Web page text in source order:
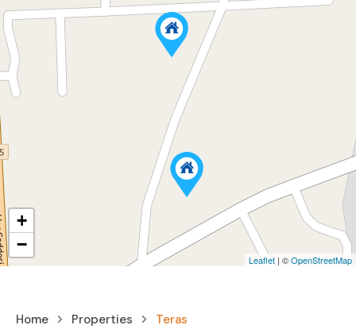
+
−
Leaflet | ©OpenStreetMap
Home Properties Teras